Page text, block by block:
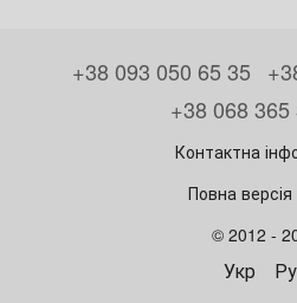
+38 093 050 65 35
+38 068 365
Контактна
Повна
© 2012 -
Укр